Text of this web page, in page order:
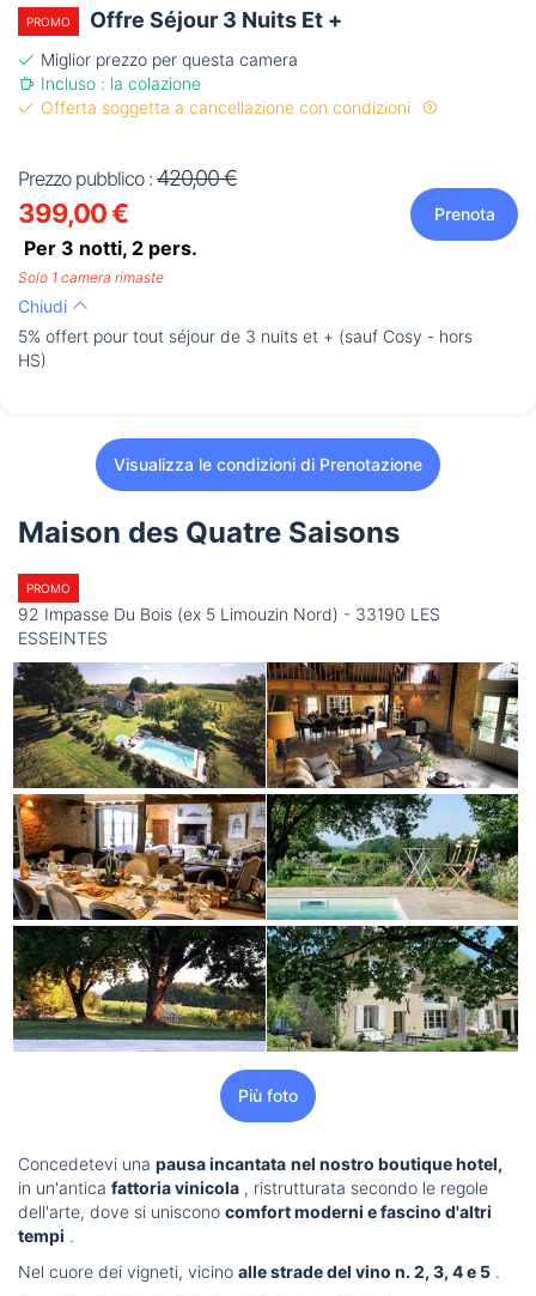
PROMO Offre Séjour 3 Nuits Et +
Miglior prezzo per questa camera
Incluso : la colazione
Offerta soggetta a cancellazione con condizioni
Prezzo pubblico : 420,00 €
399,00 €
Per 3 notti, 2 pers.
Prenota
Solo 1 camera rimaste
Chiudi
5% offert pour tout séjour de 3 nuits et + (sauf Cosy - hors
HS)
Visualizza le condizioni di Prenotazione
Maison des Quatre Saisons
PROMO
92 Impasse Du Bois (ex 5 Limouzin Nord) - 33190 LES
ESSEINTES
Più foto
Concedetevi una pausa incantata nel nostro boutique hotel,
in un'antica fattoria vinicola , ristrutturata secondo le regole
dell'arte, dove si uniscono comfort moderni e fascino d'altri
tempi .
Nel cuore dei vigneti, vicino alle strade del vino n. 2, 3, 4 e 5 .